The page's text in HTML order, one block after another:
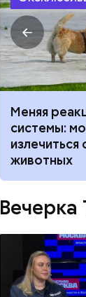
Меняя
системы:
излечиться
животных
Вечерка